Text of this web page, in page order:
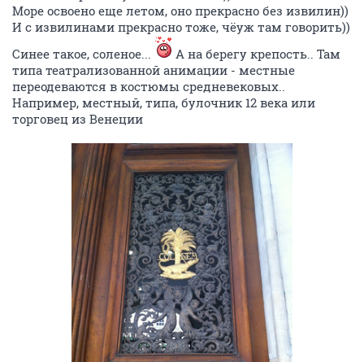
Море освоено еще летом, оно прекрасно без извилин))
И с извилинами прекрасно тоже, чёуж там говорить))
Синее такое, соленое...
А на берегу крепость.. Там
типа театрализованной анимации - местные
переодеваются в костюмы средневековых..
Например, местный, типа, булочник 12 века или
торговец из Венеции